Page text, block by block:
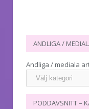
ANDLIGA /
Andliga / mediala
PODDAVSNITT –